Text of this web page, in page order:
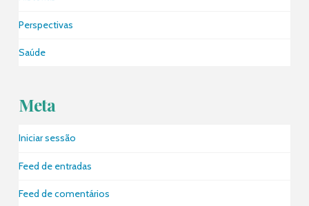
Perspectivas
Saúde
Meta
Iniciar sessão
Feed de entradas
Feed de comentários